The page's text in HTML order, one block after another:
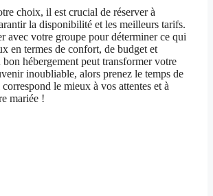
choix, il est crucial de réserver à
la disponibilité et les meilleurs tarifs.
avec votre groupe pour déterminer ce qui
en termes de confort, de budget et
bon hébergement peut transformer votre
inoubliable, alors prenez le temps de
le mieux à vos attentes et à
mariée !